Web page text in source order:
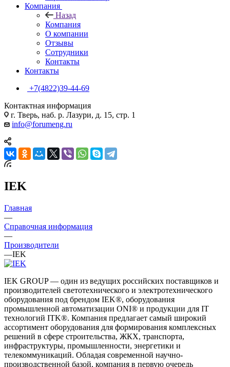
Компания
Назад
Компания
О компании
Отзывы
Сотрудники
Контакты
Контакты
+7(4822)39-44-69
Контактная информация
г. Тверь, наб. р. Лазури, д. 15, стр. 1
info@forumeng.ru
IEK
Главная
—
Справочная информация
—
Производители
—IEK
IEK GROUP — один из ведущих российских поставщиков и
производителей светотехнического и электротехнического
оборудования под брендом IEK®, оборудования
промышленной автоматизации ONI® и продукции для IT
технологий ITK®. Компания предлагает самый широкий
ассортимент оборудования для формирования комплексных
решений в сфере строительства, ЖКХ, транспорта,
инфраструктуры, промышленности, энергетики и
телекоммуникаций. Обладая современной научно-
производственной базой, компания в первую очередь